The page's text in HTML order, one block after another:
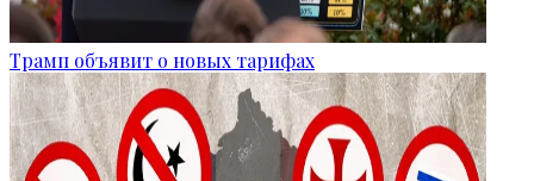
Трамп объявит о новых тарифах